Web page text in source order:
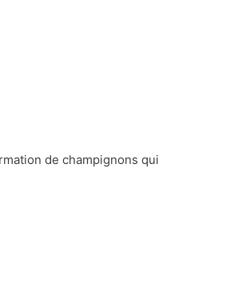
de champignons qui